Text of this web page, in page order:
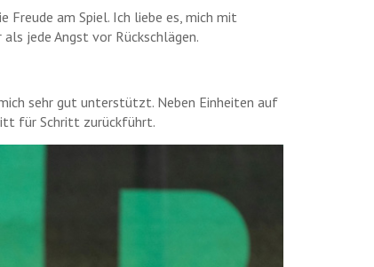
Freude am Spiel. Ich liebe es, mich mit
jede Angst vor Rückschlägen.
sehr gut unterstützt. Neben Einheiten auf
für Schritt zurückführt.